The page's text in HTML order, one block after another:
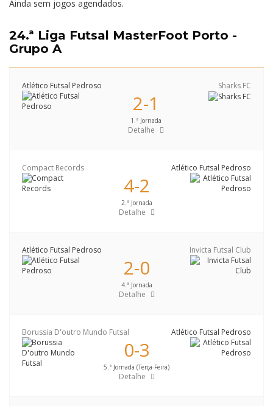
Ainda sem jogos agendados.
24.ª Liga Futsal MasterFoot Porto -
Grupo A
Atlético Futsal Pedroso Sharks FC
2-1
1.ª Jornada
Detalhe
Compact Records Atlético Futsal Pedroso
4-2
2.ª Jornada
Detalhe
Atlético Futsal Pedroso Invicta Futsal Club
2-0
4.ª Jornada
Detalhe
Borussia D'outro Mundo Futsal Atlético Futsal Pedroso
0-3
5.ª Jornada (Terça-Feira)
Detalhe